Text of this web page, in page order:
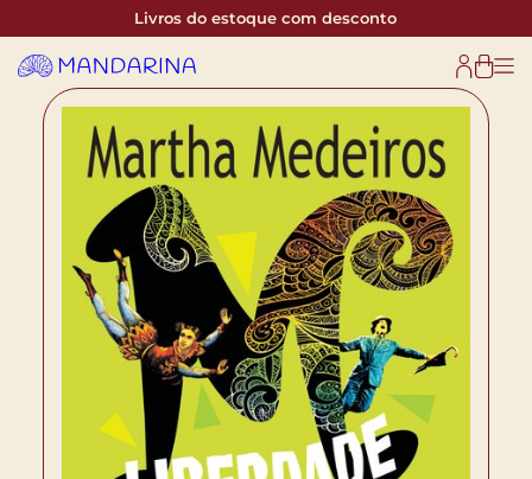
Livros do estoque com desconto